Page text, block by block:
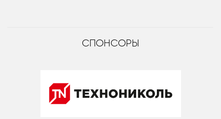
СПОНСОРЫ